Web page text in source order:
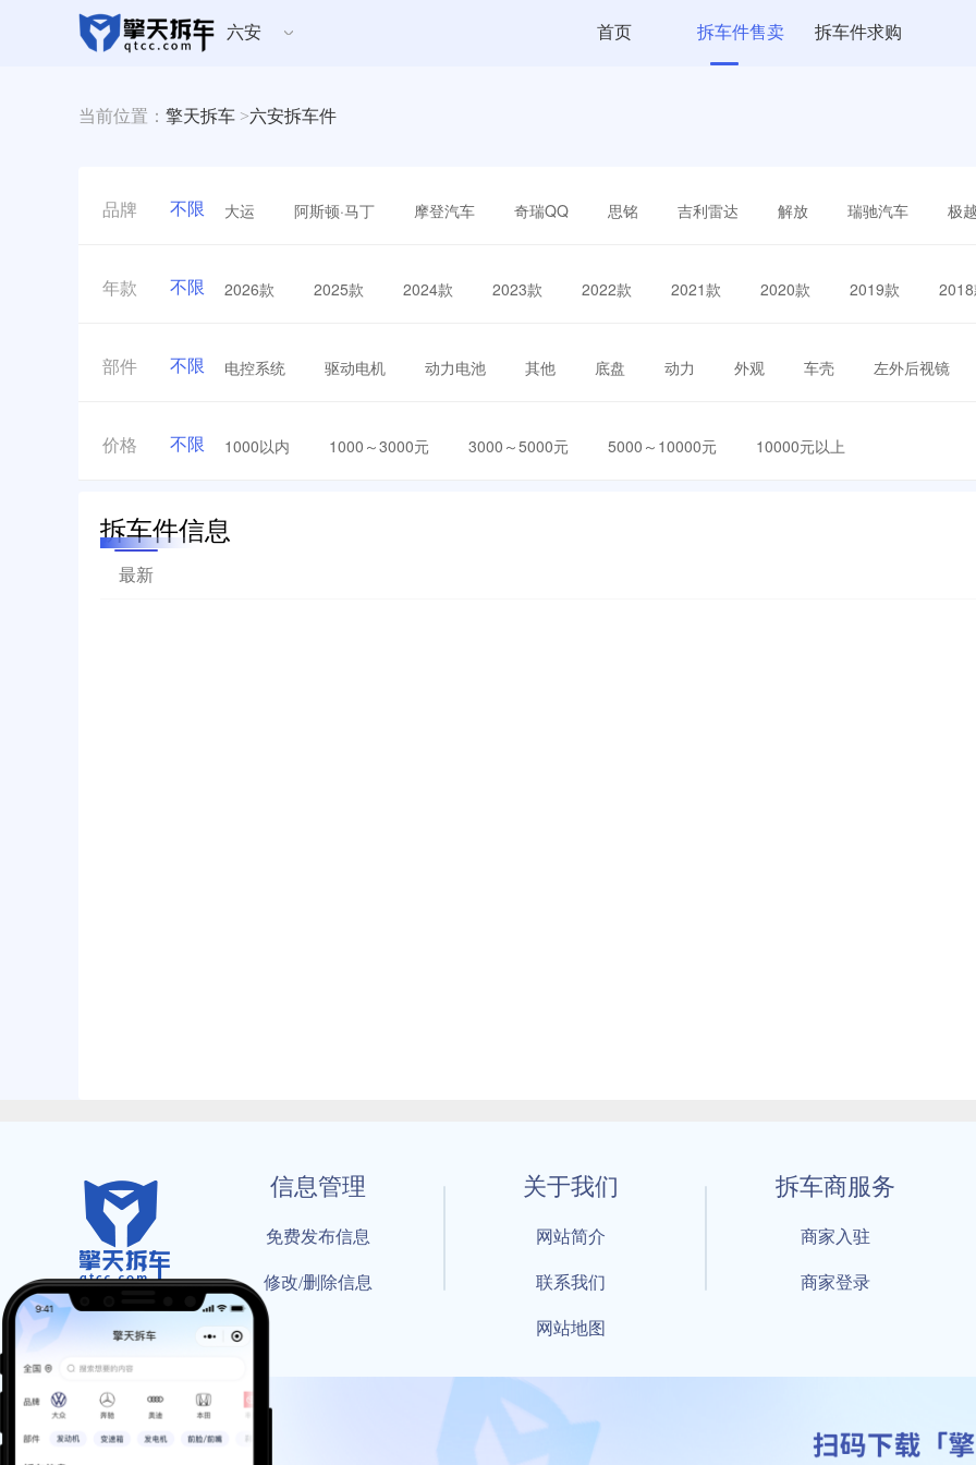
六安 首页 拆车件售卖 拆车件求购
当前位置： 擎天拆车 >六安拆车件
品牌 不限 大运 阿斯顿·马丁 摩登汽车 奇瑞QQ 思铭 吉利雷达 解放 瑞驰汽车 极
年款 不限 2026款 2025款 2024款 2023款 2022款 2021款 2020款 2019款
部件 不限 电控系统 驱动电机 动力电池 其他 底盘 动力 外观 车壳 左外后视镜
价格 不限 1000以内 1000～3000元 3000～5000元 5000～10000元 10000元以上
拆车件信息
最新
信息管理
免费发布信息
修改/删除信息
关于我们
网站简介
联系我们
网站地图
拆车商服务
商家入驻
商家登录
© 2021 By 擎天拆车-买卖拆车件，擎天拆车好省快 All Rights Reserved
工信部备案号：鲁ICP备18021004号-17 公安部备案号： 鲁公网安备